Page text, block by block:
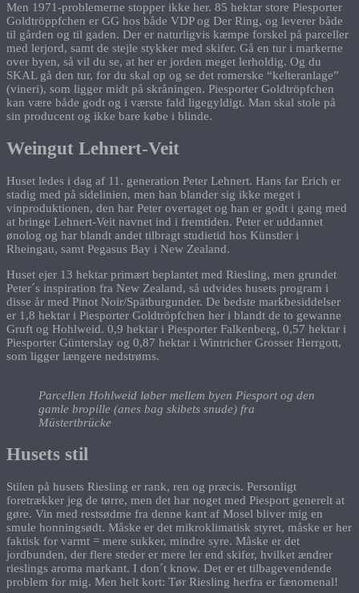
Men 1971-problemerne stopper ikke her. 85 hektar store Piesporter
Goldtröppfchen er GG hos både VDP og Der Ring, og leverer både
til gården og til gaden. Der er naturligvis kæmpe forskel på parceller
med lerjord, samt de stejle stykker med skifer. Gå en tur i markerne
over byen, så vil du se, at her er jorden meget lerholdig. Og du
SKAL gå den tur, for du skal op og se det romerske “kelteranlage”
(vineri), som ligger midt på skråningen. Piesporter Goldtröpfchen
kan være både godt og i værste fald ligegyldigt. Man skal stole på
sin producent og ikke bare købe i blinde.
Weingut Lehnert-Veit
Huset ledes i dag af 11. generation Peter Lehnert. Hans far Erich er
stadig med på sidelinien, men han blander sig ikke meget i
vinproduktionen, den har Peter overtaget og han er godt i gang med
at bringe Lehnert-Veit navnet ind i fremtiden. Peter er uddannet
ønolog og har blandt andet tilbragt studietid hos Künstler i
Rheingau, samt Pegasus Bay i New Zealand.
Huset ejer 13 hektar primært beplantet med Riesling, men grundet
Peter´s inspiration fra New Zealand, så udvides husets program i
disse år med Pinot Noir/Spätburgunder. De bedste markbesiddelser
er 1,8 hektar i Piesporter Goldtröpfchen her i blandt de to gewanne
Gruft og Hohlweid. 0,9 hektar i Piesporter Falkenberg, 0,57 hektar i
Piesporter Günterslay og 0,87 hektar i Wintricher Grosser Herrgott,
som ligger længere nedstrøms.
Parcellen Hohlweid løber mellem byen Piesport og den
gamle bropille (anes bag skibets snude) fra
Müstertbrücke
Husets stil
Stilen på husets Riesling er rank, ren og præcis. Personligt
foretrækker jeg de tørre, men det har noget med Piesport generelt at
gøre. Vin med restsødme fra denne kant af Mosel bliver mig en
smule honningsødt. Måske er det mikroklimatisk styret, måske er her
faktisk for varmt = mere sukker, mindre syre. Måske er det
jordbunden, der flere steder er mere ler end skifer, hvilket ændrer
rieslings aroma markant. I don´t know. Det er et tilbagevendende
problem for mig. Men helt kort: Tør Riesling herfra er fænomenal!